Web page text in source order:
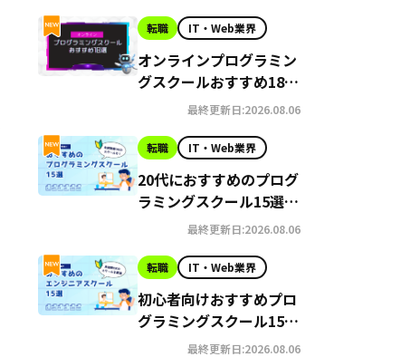
転職 IT・Web業界
オンラインプログラミン
グスクールおすすめ18選
｜失敗しないスクールの
最終更新日:2026.08.06
転職 IT・Web業界
20代におすすめのプログ
ラミングスクール15選｜
無料・格安・転職保証あ
最終更新日:2026.08.06
転職 IT・Web業界
初心者向けおすすめプロ
グラミングスクール15選
｜無料or安い社会人向け
最終更新日:2026.08.06